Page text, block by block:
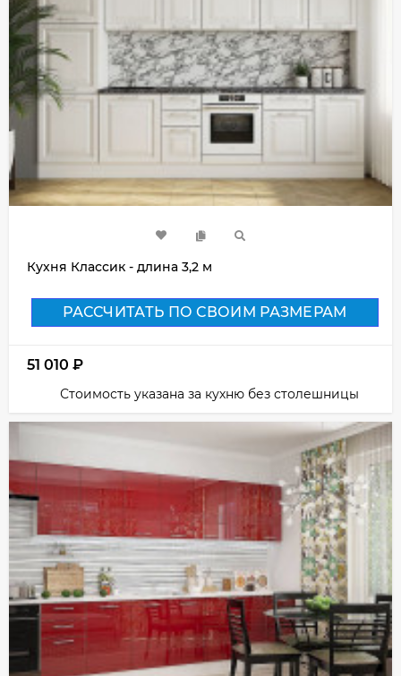
Кухня Классик - длина 3,2 м
РАССЧИТАТЬ ПО СВОИМ РАЗМЕРАМ
51 010 ₽
Стоимость указана за кухню без столешницы